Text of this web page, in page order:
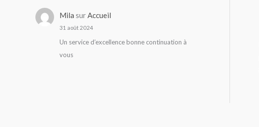
Mila surAccueil
31 août 2024
Un service d’excellence bonne continuation à
vous